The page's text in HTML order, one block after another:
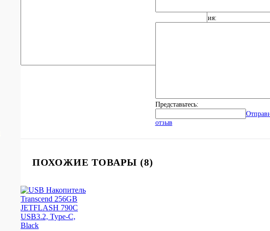
Общие впечатления:
Представьтесь:
отзыв
ПОХОЖИЕ ТОВАРЫ (8)